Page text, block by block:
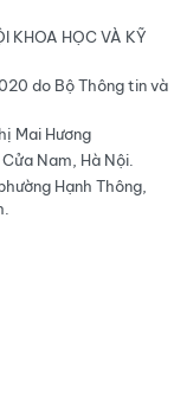
KHOA HỌC VÀ KỸ
do Bộ Thông tin và
Mai Hương
Nam, Hà Nội.
Hạnh Thông,